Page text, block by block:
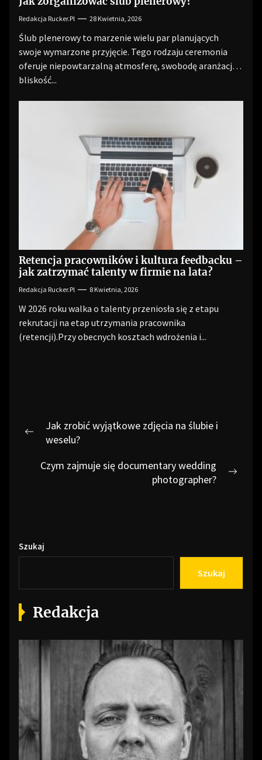
Redakcja Rucker.pl 28 Kwietnia, 2026
Ślub plenerowy to marzenie wielu par planujących
swoje wymarzone przyjęcie. Tego rodzaju ceremonia
oferuje niepowtarzalną atmosferę, swobodę aranżacji i
bliskość...
Retencja pracowników i kultura feedbacku –
jak zatrzymać talenty w firmie na lata?
Redakcja Rucker.pl 8 Kwietnia, 2026
W 2026 roku walka o talenty przeniosła się z etapu
rekrutacji na etap utrzymania pracownika
(retencji).Przy obecnych kosztach wdrożenia i...
Nawigacja
wpisu
Previous
Jak zrobić wyjątkowe zdjęcia na ślubie i
weselu?
Czym zajmuje się documentary wedding
photographer?
Szukaj
Szukaj
Redakcja